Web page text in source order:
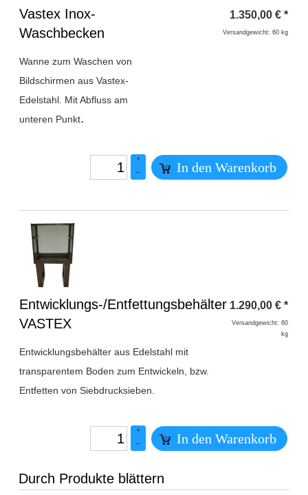
Überschrift
1
Vastex Inox-
Waschbecken
Wanne zum Waschen von
Bildschirmen aus Vastex-
Edelstahl. Mit Abfluss am
unteren Punkt.
1.350,00 € *
Versandgewicht: 60 kg
+
–
In den Warenkorb
Überschrift
1
Entwicklungs-/Entfettungsbehälter
VASTEX
Entwicklungsbehälter aus Edelstahl mit
transparentem Boden zum Entwickeln, bzw.
Entfetten von Siebdrucksieben.
1.290,00 € *
Versandgewicht: 60
kg
+
–
In den Warenkorb
Durch Produkte blättern